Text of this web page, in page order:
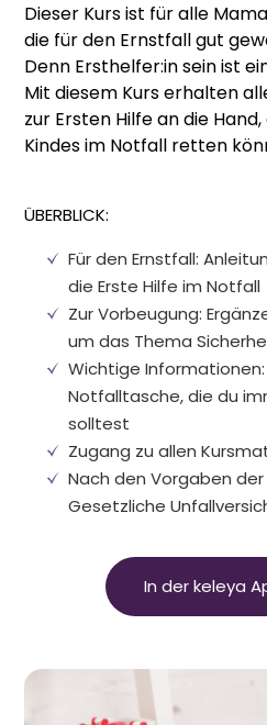
Dieser Kurs ist für alle
die für den Ernstfall gut
Denn Ersthelfer:in sein ist
Mit diesem Kurs erhalten
zur Ersten Hilfe an die
Kindes im Notfall retten
ÜBERBLICK:
Für den Ernstfall:
die Erste Hilfe im Notfall
Zur Vorbeugung:
um das Thema
Wichtige
Notfalltasche, die du
solltest
Zugang zu allen
Nach den Vorgaben
Gesetzliche
In der keleya